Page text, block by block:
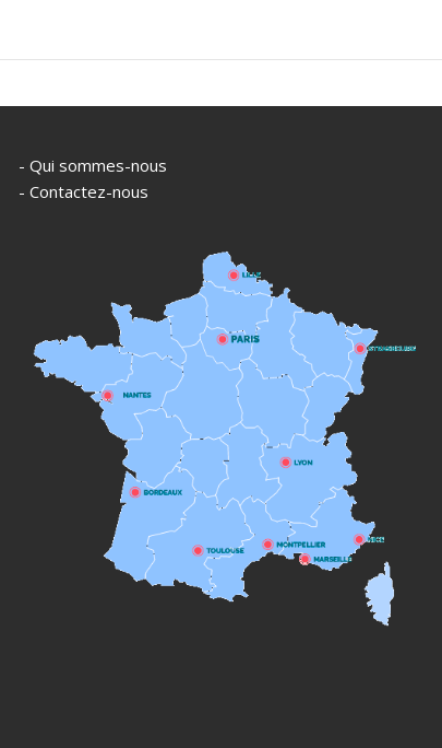
- Qui sommes-nous
- Contactez-nous